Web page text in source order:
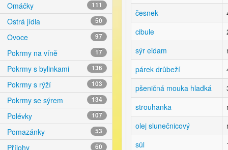
Omáčky 111
Ostrá jídla 50
Ovoce 97
Pokrmy na víně 17
Pokrmy s bylinkami 136
Pokrmy s rýží 103
Pokrmy se sýrem 134
Polévky 107
Pomazánky 53
Přílohy 60
česnek
cibule
sýr eidam
párek drůbeží
pšeničná mouka hladká
strouhanka
olej slunečnicový
sůl